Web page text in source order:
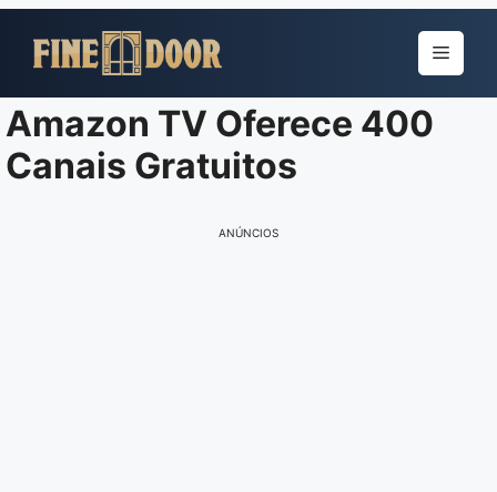
para
conteúdo
Menu
Amazon TV Oferece 400
Canais Gratuitos
ANÚNCIOS